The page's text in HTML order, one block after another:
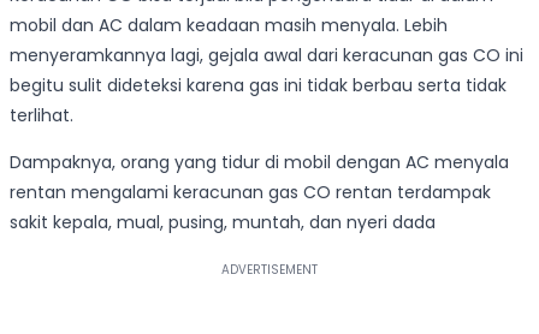
mobil dan AC dalam keadaan masih menyala. Lebih
menyeramkannya lagi, gejala awal dari keracunan gas CO ini
begitu sulit dideteksi karena gas ini tidak berbau serta tidak
terlihat.
Dampaknya, orang yang tidur di mobil dengan AC menyala
rentan mengalami keracunan gas CO rentan terdampak
sakit kepala, mual, pusing, muntah, dan nyeri dada